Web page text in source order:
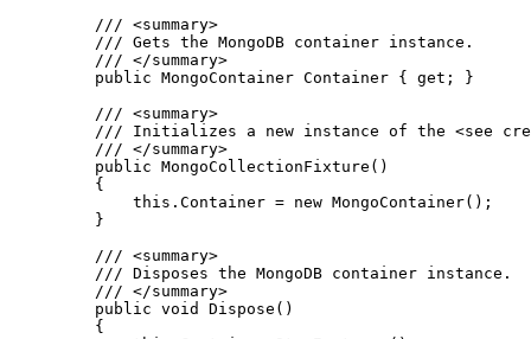
/// <summary>
/// Gets the MongoDB container instance.
/// </summary>
public MongoContainer Container { get ; }
/// <summary>
/// Initializes a new instance of the <see
/// </summary>
public MongoCollectionFixture ()
{
this . Container = new MongoContainer();
}
/// <summary>
/// Disposes the MongoDB container instance.
/// </summary>
public void Dispose ()
{